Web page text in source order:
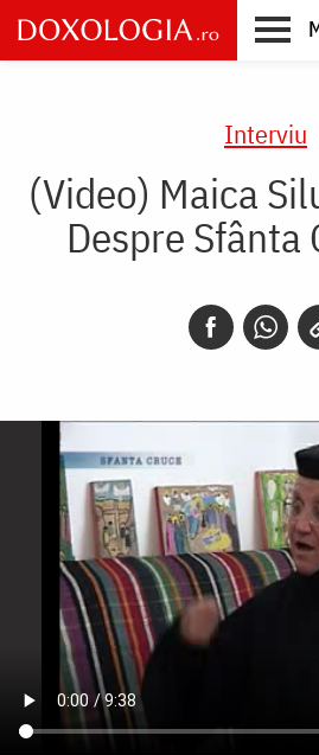
Skip
to
main
Interviu
(Video) Maica
Despre Sfânta